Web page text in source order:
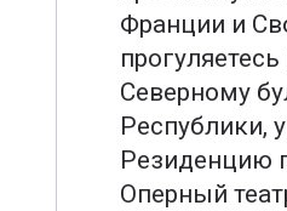
Франции и
Северному
Республики,
Резиденцию
Оперный